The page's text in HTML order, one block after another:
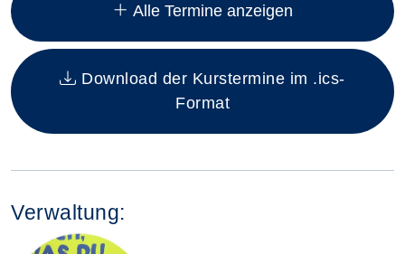
Alle Termine anzeigen
Download der Kurstermine im .ics-
Format
Verwaltung: